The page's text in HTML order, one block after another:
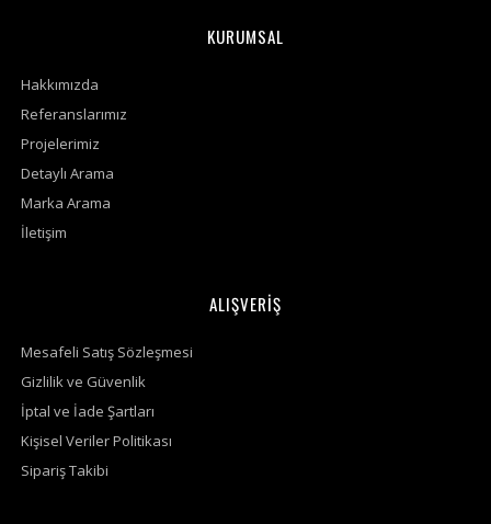
KURUMSAL
Hakkımızda
Referanslarımız
Projelerimiz
Detaylı Arama
Marka Arama
İletişim
ALIŞVERİŞ
Mesafeli Satış Sözleşmesi
Gizlilik ve Güvenlik
İptal ve İade Şartları
Kişisel Veriler Politikası
Sipariş Takibi